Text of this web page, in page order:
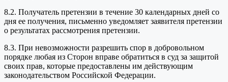
8.2. Получатель претензии в течение 30 календарных дней со
дня ее получения, письменно уведомляет заявителя претензии
о результатах рассмотрения претензии.
8.3. При невозможности разрешить спор в добровольном
порядке любая из Сторон вправе обратиться в суд за защитой
своих прав, которые предоставлены им действующим
законодательством Российской Федерации.